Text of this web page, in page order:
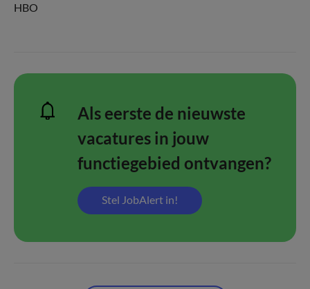
HBO
Als eerste de nieuwste
vacatures in jouw
functiegebied ontvangen?
Stel JobAlert in!